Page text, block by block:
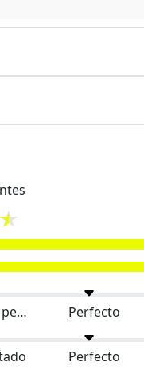
Demasiado pequeño
Perfecto
Perfecto